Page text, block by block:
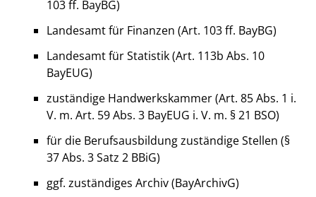
103 ff. BayBG)
Landesamt für Finanzen (Art. 103 ff. BayBG)
Landesamt für Statistik (Art. 113b Abs. 10
BayEUG)
zuständige Handwerkskammer (Art. 85 Abs. 1 i.
V. m. Art. 59 Abs. 3 BayEUG i. V. m. § 21 BSO)
für die Berufsausbildung zuständige Stellen (§
37 Abs. 3 Satz 2 BBiG)
ggf. zuständiges Archiv (BayArchivG)